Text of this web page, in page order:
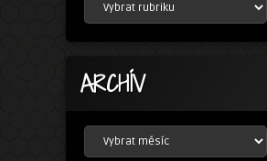
ARCHÍV
ARCHÍV